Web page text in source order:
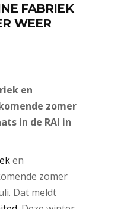
FABRIEK
WEER
en
zomer
in de RAI in
en
zomer
Dat meldt